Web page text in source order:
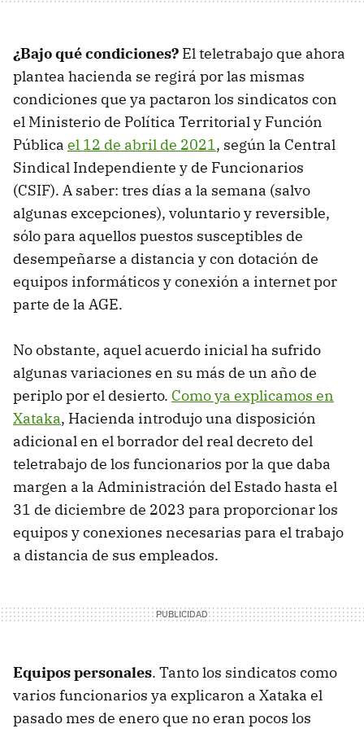
¿Bajo qué condiciones? El teletrabajo que ahora
plantea hacienda se regirá por las mismas
condiciones que ya pactaron los sindicatos con
el Ministerio de Política Territorial y Función
Pública el 12 de abril de 2021, según la Central
Sindical Independiente y de Funcionarios
(CSIF). A saber: tres días a la semana (salvo
algunas excepciones), voluntario y reversible,
sólo para aquellos puestos susceptibles de
desempeñarse a distancia y con dotación de
equipos informáticos y conexión a internet por
parte de la AGE.
No obstante, aquel acuerdo inicial ha sufrido
algunas variaciones en su más de un año de
periplo por el desierto. Como ya explicamos en
Xataka, Hacienda introdujo una disposición
adicional en el borrador del real decreto del
teletrabajo de los funcionarios por la que daba
margen a la Administración del Estado hasta el
31 de diciembre de 2023 para proporcionar los
equipos y conexiones necesarias para el trabajo
a distancia de sus empleados.
Equipos personales. Tanto los sindicatos como
varios funcionarios ya explicaron a Xataka el
pasado mes de enero que no eran pocos los